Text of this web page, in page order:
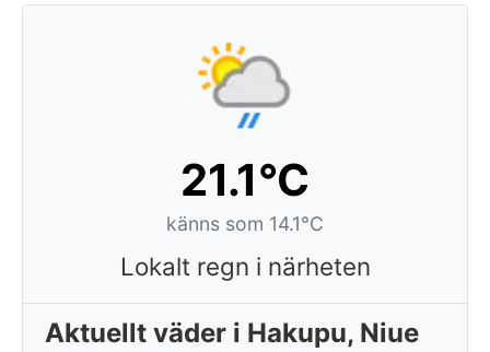
21.1°C
känns som 14.1°C
Lokalt regn i närheten
Aktuellt väder i Hakupu, Niue